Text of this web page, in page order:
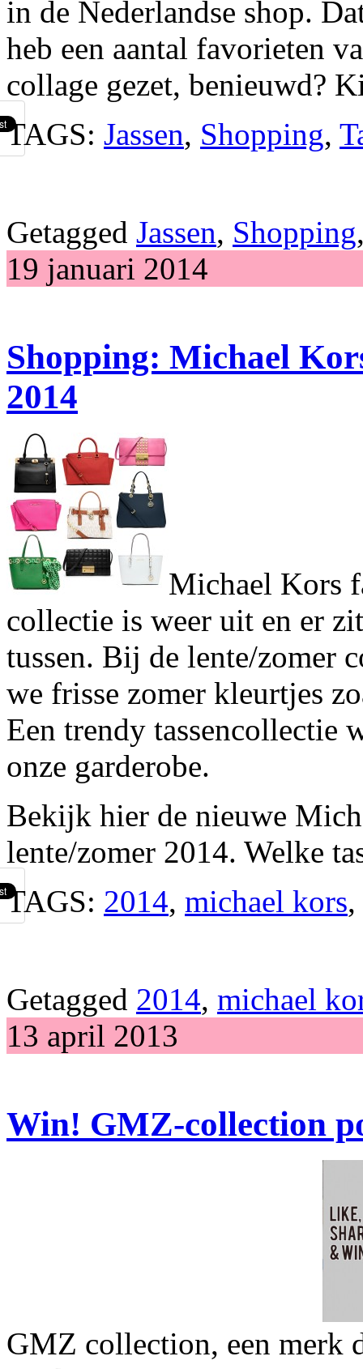
in de Nederlandse shop.
heb een aantal favorieten
collage gezet, benieuwd?
TAGS: Jassen, Shopping,
Getagged Jassen, Shopping
19 januari 2014
Shopping: Michael
2014
Michael Kors
collectie is weer uit en er
tussen. Bij de lente/zomer
we frisse zomer kleurtjes
Een trendy tassencollectie
onze garderobe.
Bekijk hier de nieuwe
lente/zomer 2014. Welke
TAGS: 2014, michael kors,
Getagged 2014, michael
13 april 2013
Win! GMZ-collection
GMZ collection, een merk